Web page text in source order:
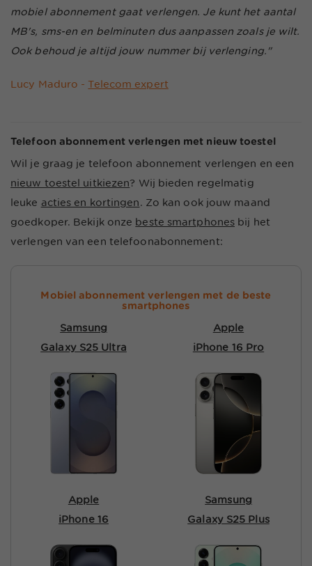
mobiel abonnement gaat verlengen. Je kunt het aantal
MB's, sms-en en belminuten dus aanpassen zoals je wilt.
Ook behoud je altijd jouw nummer bij verlenging."
Lucy Maduro - Telecom expert
Telefoon abonnement verlengen met nieuw toestel
Wil je graag je telefoon abonnement verlengen en een
nieuw toestel uitkiezen? Wij bieden regelmatig
leuke acties en kortingen. Zo kan ook jouw maand
goedkoper. Bekijk onze beste smartphones bij het
verlengen van een telefoonabonnement:
Mobiel abonnement verlengen met de beste
smartphones
Samsung
Galaxy S25 Ultra
Apple
iPhone 16 Pro
Apple
iPhone 16
Samsung
Galaxy S25 Plus